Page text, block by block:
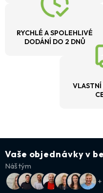
RYCHLÉ A SPOLEHLIVÉ
DODÁNÍ DO 2 DNŮ
VLASTNÍ
Vaše objednávky v
Náš tým